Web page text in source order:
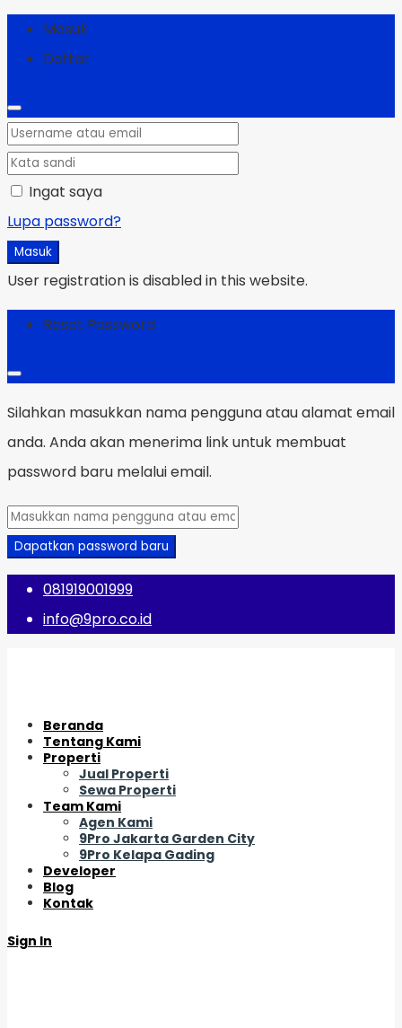
Masuk
Daftar
Ingat saya
Lupa password?
Masuk
User registration is disabled in this website.
Reset Password
Silahkan masukkan nama pengguna atau alamat email
anda. Anda akan menerima link untuk membuat
password baru melalui email.
Dapatkan password baru
081919001999
info@9pro.co.id
Beranda
Tentang Kami
Properti
Jual Properti
Sewa Properti
Team Kami
Agen Kami
9Pro Jakarta Garden City
9Pro Kelapa Gading
Developer
Blog
Kontak
Sign In